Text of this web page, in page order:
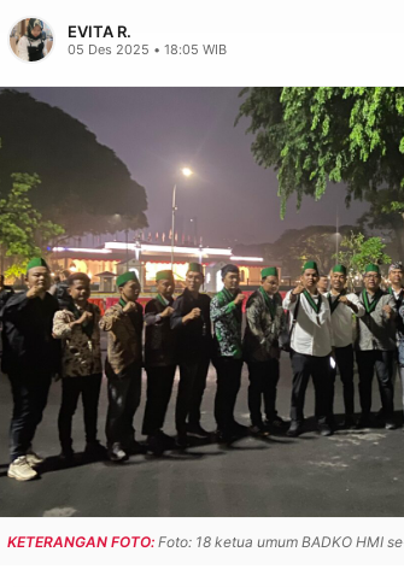
EVITA R.
05 Des 2025 • 18:05 WIB
KETERANGAN FOTO: Foto: 18 ketua umum BADKO HMI